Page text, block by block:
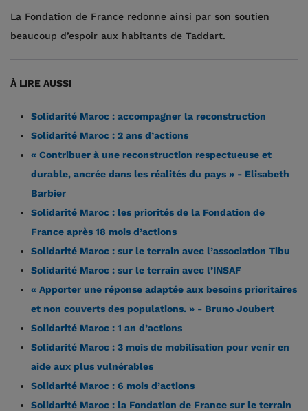
La Fondation de France redonne ainsi par son soutien
beaucoup d’espoir aux habitants de Taddart.
À LIRE AUSSI
Solidarité Maroc : accompagner la reconstruction
Solidarité Maroc : 2 ans d’actions
« Contribuer à une reconstruction respectueuse et
durable, ancrée dans les réalités du pays » - Elisabeth
Barbier
Solidarité Maroc : les priorités de la Fondation de
France après 18 mois d’actions
Solidarité Maroc : sur le terrain avec l’association Tibu
Solidarité Maroc : sur le terrain avec l’INSAF
« Apporter une réponse adaptée aux besoins prioritaires
et non couverts des populations. » - Bruno Joubert
Solidarité Maroc : 1 an d’actions
Solidarité Maroc : 3 mois de mobilisation pour venir en
aide aux plus vulnérables
Solidarité Maroc : 6 mois d’actions
Solidarité Maroc : la Fondation de France sur le terrain